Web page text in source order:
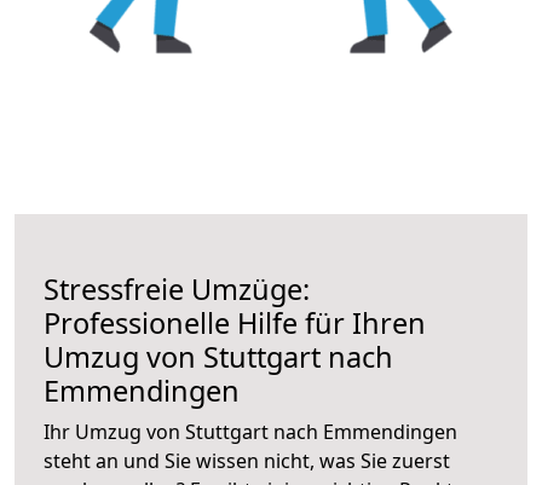
Stressfreie Umzüge:
Professionelle Hilfe für Ihren
Umzug von Stuttgart nach
Emmendingen
Ihr Umzug von Stuttgart nach Emmendingen
steht an und Sie wissen nicht, was Sie zuerst